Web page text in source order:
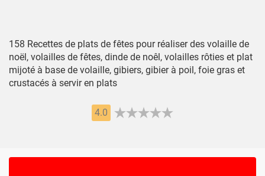
158 Recettes de plats de fêtes pour réaliser des volaille de
noël, volailles de fêtes, dinde de noêl, volailles rôties et plat
mijoté à base de volaille, gibiers, gibier à poil, foie gras et
crustacés à servir en plats
4.0